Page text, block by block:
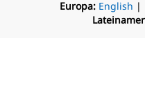
Europa: English |